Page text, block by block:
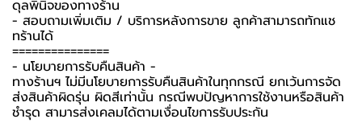
ดุลพินิจของทางร้าน
- สอบถามเพิ่มเติม / บริการหลังการขาย ลูกค้าสามารถทักแช
ทร้านได้
===============
-️ นโยบายการรับคืนสินค้า -️
ทางร้านฯ ไม่มีนโยบายการรับคืนสินค้าในทุกกรณี ยกเว้นการจัด
ส่งสินค้าผิดรุ่น ผิดสีเท่านั้น กรณีพบปัญหาการใช้งานหรือสินค้า
ชำรุด สามารส่งเคลมได้ตามเงื่อนไขการรับประกัน